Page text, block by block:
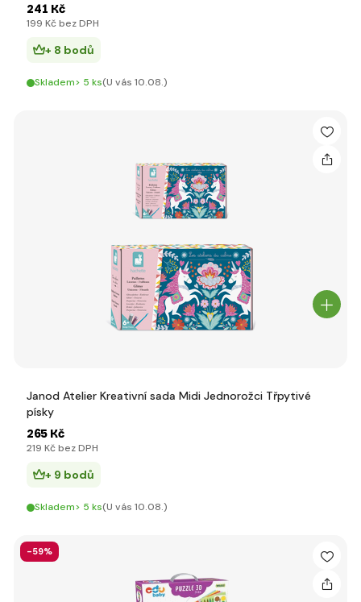
241 Kč
199 Kč bez DPH
+ 8 bodů
Skladem> 5 ks(U vás 10.08.)
Janod Atelier Kreativní sada Midi Jednorožci Třpytivé
písky
265 Kč
219 Kč bez DPH
+ 9 bodů
Skladem> 5 ks(U vás 10.08.)
-59%